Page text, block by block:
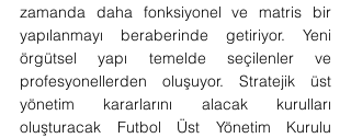
zamanda daha fonksiyonel ve matris bir
yapılanmayı beraberinde getiriyor. Yeni
örgütsel yapı temelde seçilenler ve
profesyonellerden oluşuyor. Stratejik üst
yönetim kararlarını alacak kurulları
oluşturacak Futbol Üst Yönetim Kurulu